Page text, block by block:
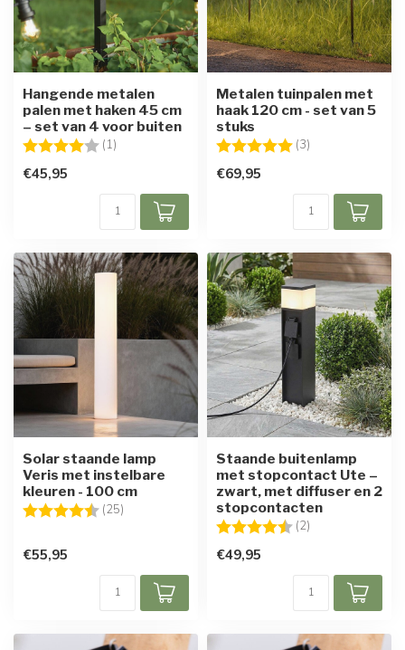
Hangende metalen
palen met haken 45 cm
– set van 4 voor buiten
Beoordeling: (1)
€45,95
Metalen tuinpalen met
haak 120 cm - set van 5
stuks
Beoordeling: (3)
€69,95
Solar staande lamp
Veris met instelbare
kleuren - 100 cm
Beoordeling: (25)
€55,95
Staande buitenlamp
met stopcontact Ute –
zwart, met diffuser en 2
stopcontacten
Beoordeling: (2)
€49,95